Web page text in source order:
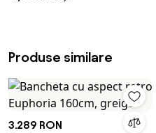
Produse similare
3.289 RON